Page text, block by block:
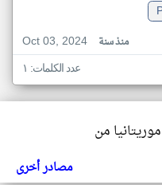
Oct 03, 2024
منذ سنة
عدد الكلمات: ١
من
مصادر أخرى